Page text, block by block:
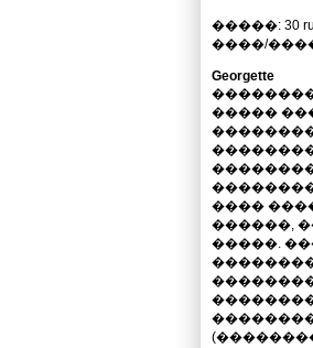
�����: 30
����/����
Georgette
�����
����
������,
�����.